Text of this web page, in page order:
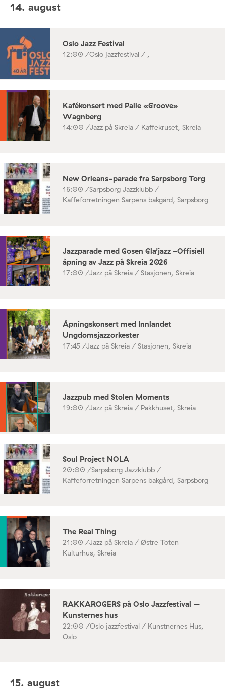
14. august
Oslo Jazz Festival
12:00 /Oslo jazzfestival / ,
Kafékonsert med Palle «Groove»
Wagnberg
14:00 /Jazz på Skreia / Kaffekruset, Skreia
New Orleans-parade fra Sarpsborg Torg
16:00 /Sarpsborg Jazzklubb /
Kaffeforretningen Sarpens bakgård, Sarpsborg
Jazzparade med Gosen Gla’jazz -Offisiell
åpning av Jazz på Skreia 2026
17:00 /Jazz på Skreia / Stasjonen, Skreia
Åpningskonsert med Innlandet
Ungdomsjazzorkester
17:45 /Jazz på Skreia / Stasjonen, Skreia
Jazzpub med Stolen Moments
19:00 /Jazz på Skreia / Pakkhuset, Skreia
Soul Project NOLA
20:00 /Sarpsborg Jazzklubb /
Kaffeforretningen Sarpens bakgård, Sarpsborg
The Real Thing
21:00 /Jazz på Skreia / Østre Toten
Kulturhus, Skreia
RAKKAROGERS på Oslo Jazzfestival –
Kunsternes hus
22:00 /Oslo jazzfestival / Kunstnernes Hus,
Oslo
15. august